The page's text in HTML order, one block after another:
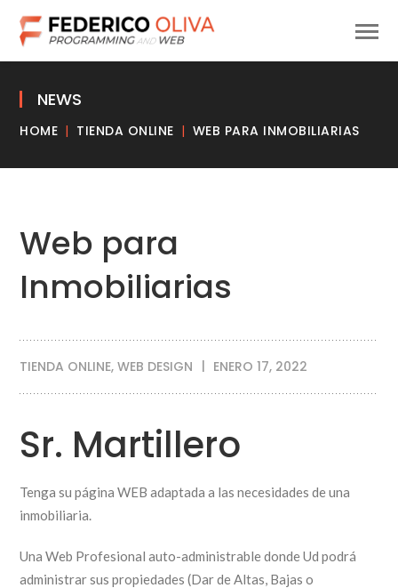
NEWS
HOME TIENDA ONLINE WEB PARA INMOBILIARIAS
Web para
Inmobiliarias
TIENDA ONLINE,WEB DESIGN ENERO 17, 2022
Sr. Martillero
Tenga su página WEB adaptada a las necesidades de una
inmobiliaria.
Una Web Profesional auto-administrable donde Ud podrá
administrar sus propiedades (Dar de Altas, Bajas o